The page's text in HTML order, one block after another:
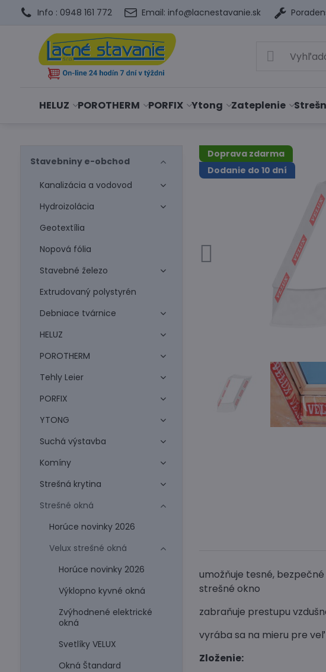
Info : 0948 161 772 Email: info@lacnestavanie.sk
HELUZ POROTHERM PORFIX Ytong Zateplenie
Doprava zdarma
Dodanie do 10 dní
umožňuje tesné,
strešné okno
zabraňuje prestupu
vyrába sa na mieru pre
Zloženie:
Stavebniny e-obchod
Kanalizácia a vodovod
Hydroizolácia
Geotextília
Nopová fólia
Stavebné železo
Extrudovaný polystyrén
Debniace tvárnice
HELUZ
POROTHERM
Tehly Leier
PORFIX
YTONG
Suchá výstavba
Komíny
Strešná krytina
Strešné okná
Horúce novinky 2026
Velux strešné okná
Horúce novinky 2026
Výklopno kyvné okná
Zvýhodnené elektrické
okná
Svetlíky VELUX
Okná Štandard